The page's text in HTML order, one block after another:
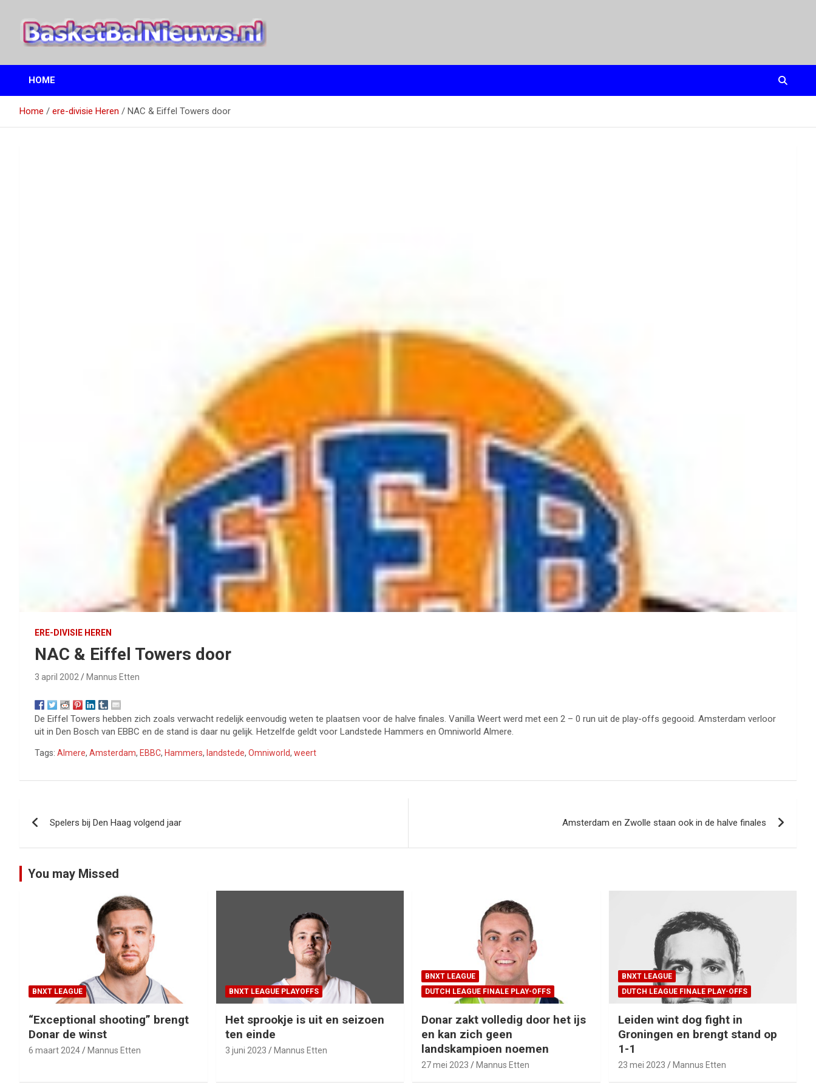
inhoud
BasketBalNieuws.nl
Etten
HOME
Home ere-divisie Heren NAC & Eiffel Towers door
ERE-DIVISIE HEREN
NAC & Eiffel Towers door
3 april 2002 Mannus Etten
De Eiffel Towers hebben zich zoals verwacht redelijk eenvoudig weten te plaatsen voor de halve finales. Vanilla Weert werd met een 2 – 0 run uit de play-offs gegooid. Amsterdam verloor
uit in Den Bosch van EBBC en de stand is daar nu gelijk. Hetzelfde geldt voor Landstede Hammers en Omniworld Almere.
Tags: Almere, Amsterdam, EBBC, Hammers, landstede, Omniworld, weert
navigatie
Spelers bij Den Haag volgend jaar Amsterdam en Zwolle staan ook in de halve finales
You may Missed
BNXT LEAGUE
“Exceptional shooting” brengt
Donar de winst
6 maart 2024 Mannus Etten
BNXT LEAGUE PLAYOFFS
Het sprookje is uit en seizoen
ten einde
3 juni 2023 Mannus Etten
BNXT LEAGUE
DUTCH LEAGUE FINALE PLAY-OFFS
Donar zakt volledig door het ijs
en kan zich geen
landskampioen noemen
27 mei 2023 Mannus Etten
BNXT LEAGUE
DUTCH LEAGUE FINALE PLAY-OFFS
Leiden wint dog fight in
Groningen en brengt stand op
1-1
23 mei 2023 Mannus Etten